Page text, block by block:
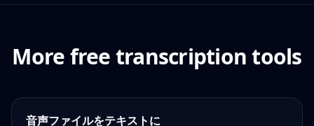
More free transcription tools
音声ファイルをテキストに